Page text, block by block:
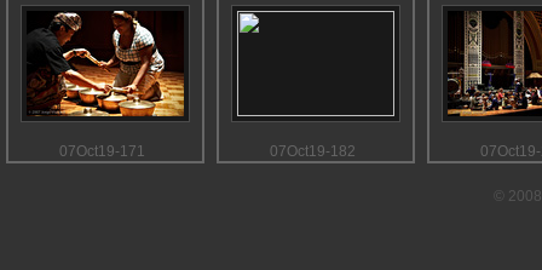
07Oct19-171 07Oct19-182
©